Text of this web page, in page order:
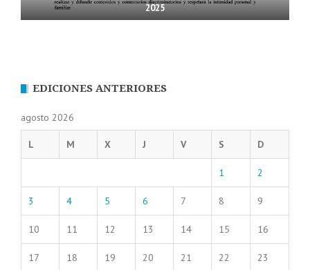
2025
EDICIONES ANTERIORES
agosto 2026
L M X J V S D
1 2
3 4 5 6 7 8 9
10 11 12 13 14 15 16
17 18 19 20 21 22 23